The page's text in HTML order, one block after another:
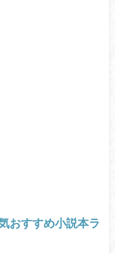
おすすめ小説本ラ